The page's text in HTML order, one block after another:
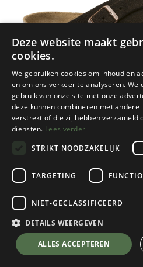
Birkenstock
Zurich Suede Leather
Mocca
Kies een maat
💬 Stel je vraag over dit
Deze website maakt
cookies.
We gebruiken cookies om inhoud en
en om ons verkeer te analyseren.
gebruik van onze site met onze
deze kunnen combineren met
verstrekt of die zij hebben verzameld
diensten. Lees verder
STRIKT NOODZAKELIJK
TARGETING
NIET-GECLASSIFICEERD
DETAILS WEERGEVEN
ALLES ACCEPTEREN